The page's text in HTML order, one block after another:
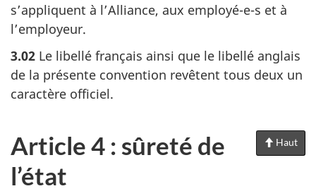
s’appliquent à l’Alliance, aux employé-e-s et à
l’employeur.
3.02 Le libellé français ainsi que le libellé anglais
de la présente convention revêtent tous deux un
caractère officiel.
Haut
la
Article 4 : sûreté de
l’état